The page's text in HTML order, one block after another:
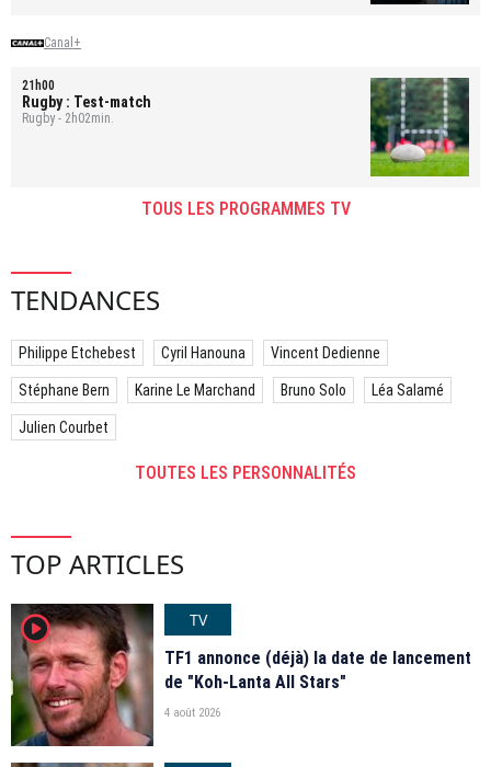
Canal+
21h00
Rugby : Test-match
Rugby - 2h02min.
TOUS LES PROGRAMMES TV
TENDANCES
Philippe Etchebest Cyril Hanouna Vincent Dedienne
Stéphane Bern Karine Le Marchand Bruno Solo Léa Salamé
Julien Courbet
TOUTES LES PERSONNALITÉS
TOP ARTICLES
player2
TV
TF1 annonce (déjà) la date de lancement
de "Koh-Lanta All Stars"
4 août 2026